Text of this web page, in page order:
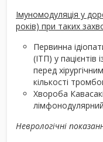
Імуномодуляція у
років) при таких
Первинна
(ІТП) у
перед
кількості
Хвороба
Неврологічні